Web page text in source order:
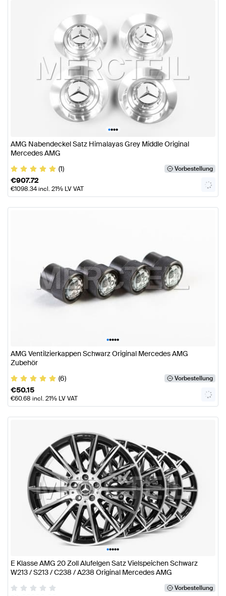
••••
AMG Nabendeckel Satz Himalayas Grey Middle Original
Mercedes AMG
(1)
Vorbestellung
€907.72
€1098.34incl. 21% LV VAT
•••••
AMG Ventilzierkappen Schwarz Original Mercedes AMG
Zubehör
(6)
Vorbestellung
€50.15
€60.68 incl. 21% LV VAT
•••••
E Klasse AMG 20 Zoll Alufelgen Satz Vielspeichen Schwarz
W213 / S213 / C238 / A238 Original Mercedes AMG
Vorbestellung